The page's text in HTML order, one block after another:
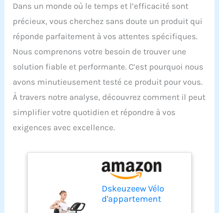
Dans un monde où le temps et l’efficacité sont
précieux, vous cherchez sans doute un produit qui
réponde parfaitement à vos attentes spécifiques.
Nous comprenons votre besoin de trouver une
solution fiable et performante. C’est pourquoi nous
avons minutieusement testé ce produit pour vous.
À travers notre analyse, découvrez comment il peut
simplifier votre quotidien et répondre à vos
exigences avec excellence.
Dskeuzeew Vélo
d'appartement